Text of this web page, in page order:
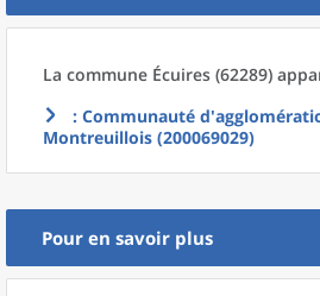
La commune Écuires (62289)
: Communauté
Montreuillois (200069029)
Pour en savoir plus